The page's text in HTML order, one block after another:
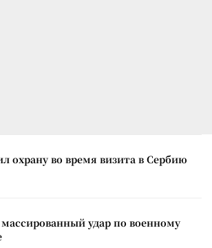
охрану во время визита в Сербию
удар по военному